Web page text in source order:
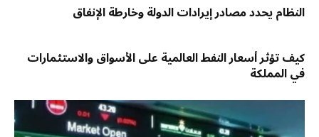
النظام يحدد مصادر إيرادات الدولة وخارطة الإنفاق
كيف تؤثر أسعار النفط العالمية على الأسواق والاستثمارات
في المملكة